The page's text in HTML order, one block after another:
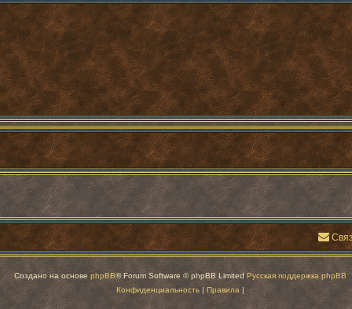
Создано на основе phpBB® Forum Software © phpBB Limited Русская поддержка phpBB
Конфиденциальность| Правила|